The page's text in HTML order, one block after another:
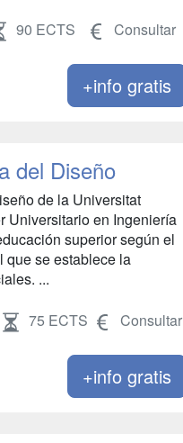
90 ECTS Consultar
+info gratis
del Diseño
de la Universitat
Universitario en Ingeniería
superior según el
que se establece la
...
75 ECTS Consultar
+info gratis